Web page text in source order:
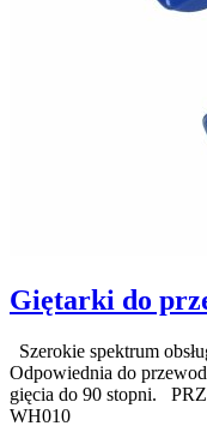
Giętarki do
Szerokie spektrum
Odpowiednia do
gięcia do 90 stopni.
WH010